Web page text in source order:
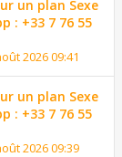
un plan Sexe
: +33 7 76 55
2026 09:41
un plan Sexe
: +33 7 76 55
2026 09:39